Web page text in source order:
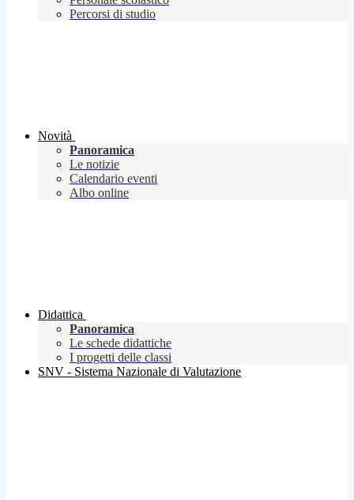
Percorsi di studio
Novità
Panoramica
Le notizie
Calendario eventi
Albo online
Didattica
Panoramica
Le schede didattiche
I progetti delle classi
SNV - Sistema Nazionale di Valutazione